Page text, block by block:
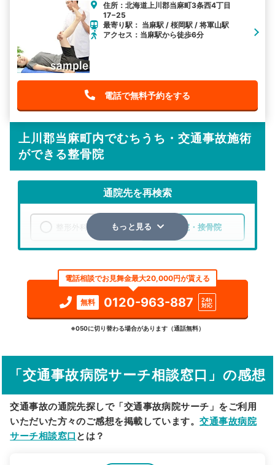
住所：北海道上川郡当麻町3条西4丁目
17−25
最寄り駅： 当麻駅 / 桜岡駅 / 将軍山駅
アクセス：当麻駅から徒歩6分
電話で無料予約をする
上川郡当麻町内でむちうち・交通事故施術
ができる整骨院
通院先を再検索
整形外科 整骨院・接骨院
検索する
詳細条件で絞り込む
駅から探す 院名から探す
もっと見る
電話相談でお見舞金最大20,000円が貰える
無料 0120-963-887
24h
対応
※050に切り替わる場合があります（通話無料）
「交通事故病院サーチ相談窓口」の感想
交通事故の通院先探しで「交通事故病院サーチ」をご利用
いただいた方々のご感想を掲載しています。交通事故病院
サーチ相談窓口 とは？